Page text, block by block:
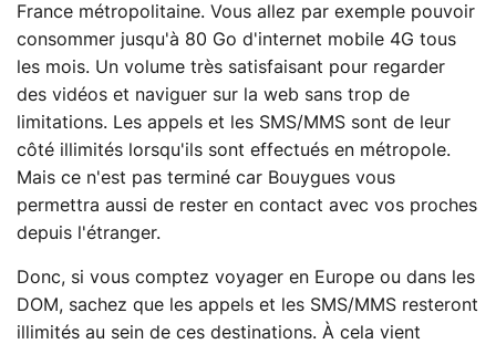
France métropolitaine. Vous allez par exemple pouvoir
consommer jusqu'à 80 Go d'internet mobile 4G tous
les mois. Un volume très satisfaisant pour regarder
des vidéos et naviguer sur la web sans trop de
limitations. Les appels et les SMS/MMS sont de leur
côté illimités lorsqu'ils sont effectués en métropole.
Mais ce n'est pas terminé car Bouygues vous
permettra aussi de rester en contact avec vos proches
depuis l'étranger.
Donc, si vous comptez voyager en Europe ou dans les
DOM, sachez que les appels et les SMS/MMS resteront
illimités au sein de ces destinations. À cela vient